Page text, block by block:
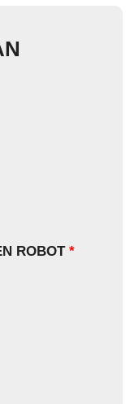
ROBOT *